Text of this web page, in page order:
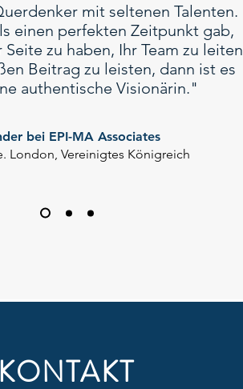
mit seltenen Talenten.
einen perfekten Zeitpunkt gab,
zu haben, Ihr Team zu leiten
Beitrag zu leisten, dann ist es
authentische Visionärin."
bei EPI-MA Associates
London, Vereinigtes Königreich
KONTAKT